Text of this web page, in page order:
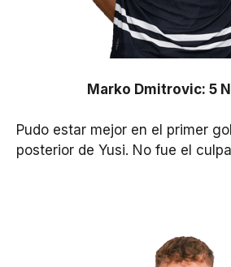
Marko Dmitrovic: 5
Pudo estar mejor en el primer
posterior de Yusi. No fue el